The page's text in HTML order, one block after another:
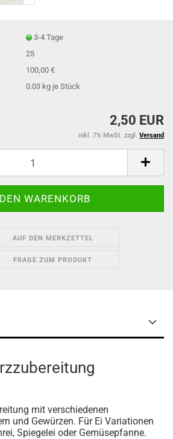
3-4 Tage
25
100,00 €
0.03 kg je Stück
2,50 EUR
inkl. 7% MwSt. zzgl. Versand
AUF DEN MERKZETTEL
FRAGE ZUM PRODUKT
mit verschiedenen
und Gewürzen. Für Ei Variationen
Spiegelei oder Gemüsepfanne.